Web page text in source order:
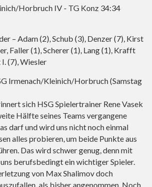
Horbruch IV - TG Konz 34:34
– Adam (2), Schub (3), Denzer (7), Kirst
Faller (1), Scherer (1), Lang (1), Krafft
(7), Wiesler
Irmenach/Kleinich/Horbruch (Samstag
sich HSG Spielertrainer Rene Vasek
Hälfte seines Teams vergangene
darf und wird uns nicht noch einmal
alles probieren, um beide Punkte aus
Das wird schwer genug, denn mit
berufsbedingt ein wichtiger Spieler.
von Max Shalimov doch
als bisher angenommen. Noch